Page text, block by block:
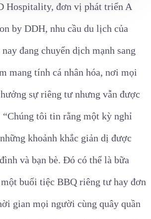
Hospitality, đơn vị phát triển A
by DDH, nhu cầu du lịch của
đang chuyển dịch mạnh sang
mang tính cá nhân hóa, nơi mọi
sự riêng tư nhưng vẫn được
“Chúng tôi tin rằng một kỳ nghỉ
khoảnh khắc giản dị được
và bạn bè. Đó có thể là bữa
buổi tiệc BBQ riêng tư hay đơn
gian mọi người cùng quây quần